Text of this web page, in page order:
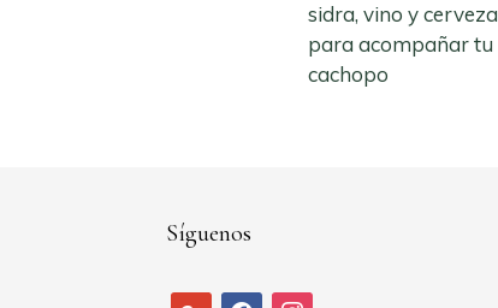
sidra, vino y cerveza
para acompañar tu
cachopo
Síguenos